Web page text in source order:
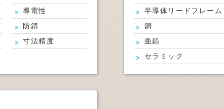
導電性
防錆
寸法精度
半導体リードフレーム
銅
亜鉛
セラミック